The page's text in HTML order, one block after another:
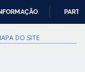
DO SITE